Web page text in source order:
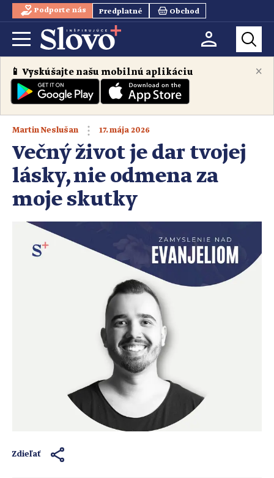
Podporte nás Predplatné Obchod
×
📱 Vyskúšajte našu mobilnú aplikáciu
Martin Neslušan 17. mája 2026
Večný život je dar tvojej
lásky, nie odmena za
moje skutky
Zdieľať